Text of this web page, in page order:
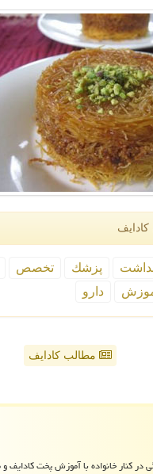
پزشك تخصص
دارو
مطالب کادایف
کنار خانواده با آموزش پخت کادایف و